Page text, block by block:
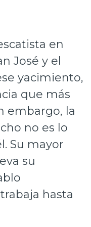
en
José y el
yacimiento,
que más
embargo, la
no es lo
Su mayor
su
hasta